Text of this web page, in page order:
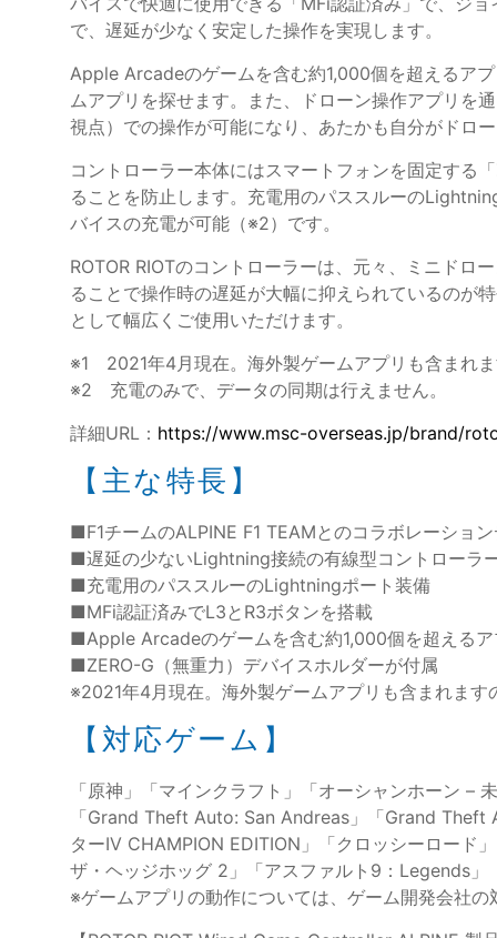
で、遅延が少なく安定した操作を実現します。
Apple Arcadeのゲームを含む約1,000個を超えるア
ムアプリを探せます。また、ドローン操作アプリを
視点）での操作が可能になり、あたかも自分がドロ
コントローラー本体にはスマートフォンを固定する
ることを防止します。充電用のパススルーの
バイスの充電が可能（※2）です。
ROTOR RIOTのコントローラーは、元々、ミニドロ
ることで操作時の遅延が大幅に抑えられているのが
として幅広くご使用いただけます。
※1 2021年4月現在。海外製ゲームアプリも含まれ
※2 充電のみで、データの同期は行えません。
詳細URL： https://www.msc-overseas.jp/brand/
【主な特長】
■F1チームのALPINE F1 TEAMとのコラボレーショ
■遅延の少ないLightning接続の有線型コントローラ
■充電用のパススルーのLightningポート装備
■MFi認証済みでL3とR3ボタンを搭載
■Apple Arcadeのゲームを含む約1,000個を超えるア
■ZERO-G（無重力）デバイスホルダーが付属
※2021年4月現在。海外製ゲームアプリも含まれます
【対応ゲーム】
「原神」「マインクラフト」「オーシャンホーン
「Grand Theft Auto: San Andreas」「Grand
ターIV CHAMPION EDITION」「クロッシーロード
ザ・ヘッジホッグ 2」「アスファルト9：Legends
※ゲームアプリの動作については、ゲーム開発会社